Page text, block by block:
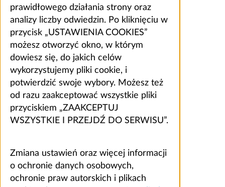
prawidłowego działania strony oraz
analizy liczby odwiedzin. Po kliknięciu w
przycisk „USTAWIENIA COOKIES”
możesz otworzyć okno, w którym
dowiesz się, do jakich celów
wykorzystujemy pliki cookie, i
potwierdzić swoje wybory. Możesz też
od razu zaakceptować wszystkie pliki
przyciskiem „ZAAKCEPTUJ
WSZYSTKIE I PRZEJDŹ DO SERWISU”.
Zmiana ustawień oraz więcej informacji
o ochronie danych osobowych,
ochronie praw autorskich i plikach